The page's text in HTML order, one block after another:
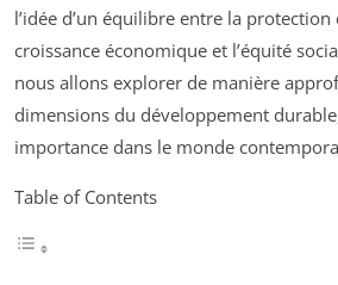
l’idée d’un équilibre entre la
croissance économique et l’équité
nous allons explorer de manière
dimensions du développement
importance dans le monde
Table of Contents